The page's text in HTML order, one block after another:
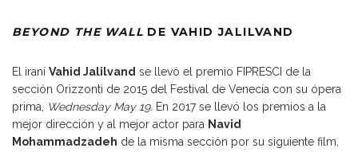
BEYOND THE WALL DE VAHID JALILVAND
El iraní Vahid Jalilvand se llevó el premio FIPRESCI de la
sección Orizzonti de 2015 del Festival de Venecia con su ópera
prima,
Wednesday May 19. En 2017 se llevó los premios a la
mejor dirección y al mejor actor para Navid
Mohammadzadeh de la misma sección por su siguiente film,